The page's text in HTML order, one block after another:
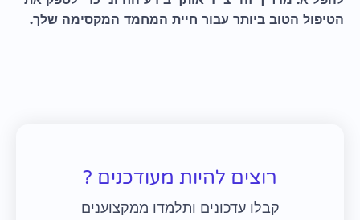
הטיפול הטוב ביותר עבור חיית המחמד המקסימה שלך.
רוצים להיות מעודכנים ?
קבלו עדכונים ותלמדו ממקצוענים